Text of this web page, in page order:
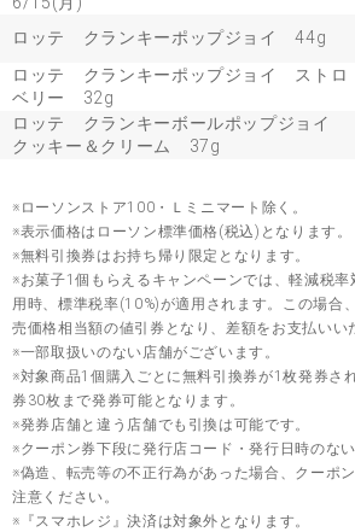
ロッテ クランキーポップジョイ 44g
ロッテ クランキーポップジョイ ストロ
ベリー 32g
ロッテ クランキーボールポップジョイ
クッキー＆クリーム 37g
※ローソンストア100・Ｌミニマート除く。
※表示価格はローソン標準価格(税込)となります。
※無料引換券はお持ち帰り限定となります。
※お菓子1個もらえるキャンペーンでは、軽減税率
用時、標準税率(10%)が適用されます。この場合
売価格相当額の値引券となり、差額をお支払いい
※一部取扱いのない店舗がございます。
※対象商品1個購入ごとに無料引換券が1枚発券さ
券30枚まで発券可能となります。
※発券店舗と違う店舗でも引換は可能です。
※クーポン券下段に発行店コード・発行日時のな
※偽造、転売等の不正行為があった場合、クーポ
注意ください。
※『スマホレジ』決済は対象外となります。